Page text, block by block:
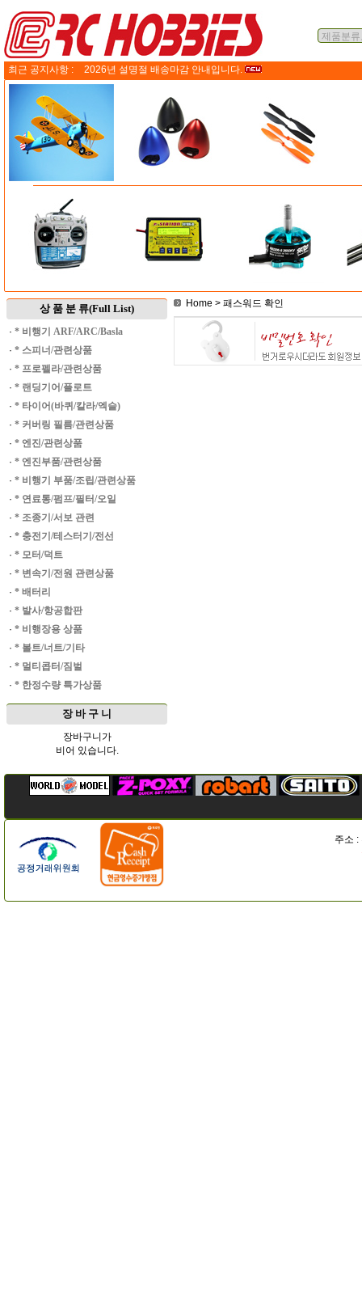
최근 공지사항 : 2026년 설명절 배송마감 안내입니다.
상 품 분 류(Full List)
· * 비행기 ARF/ARC/Basla
· * 스피너/관련상품
· * 프로펠라/관련상품
· * 랜딩기어/플로트
· * 타이어(바퀴/칼라/엑슬)
· * 커버링 필름/관련상품
· * 엔진/관련상품
· * 엔진부품/관련상품
· * 비행기 부품/조립/관련상품
· * 연료통/펌프/필터/오일
· * 조종기/서보 관련
· * 충전기/테스터기/전선
· * 모터/덕트
· * 변속기/전원 관련상품
· * 배터리
· * 발사/항공합판
· * 비행장용 상품
· * 볼트/너트/기타
· * 멀티콥터/짐벌
· * 한정수량 특가상품
장 바 구 니
장바구니가
비어 있습니다.
Home > 패스워드 확인
주소